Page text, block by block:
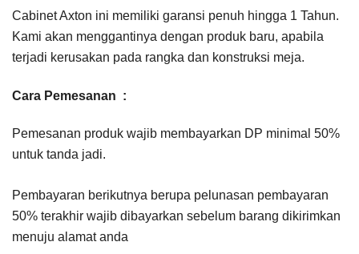
Cabinet Axton ini memiliki garansi penuh hingga 1 Tahun.
Kami akan menggantinya dengan produk baru, apabila
terjadi kerusakan pada rangka dan konstruksi meja.
Cara Pemesanan :
Pemesanan produk wajib membayarkan DP minimal 50%
untuk tanda jadi.
Pembayaran berikutnya berupa pelunasan pembayaran
50% terakhir wajib dibayarkan sebelum barang dikirimkan
menuju alamat anda